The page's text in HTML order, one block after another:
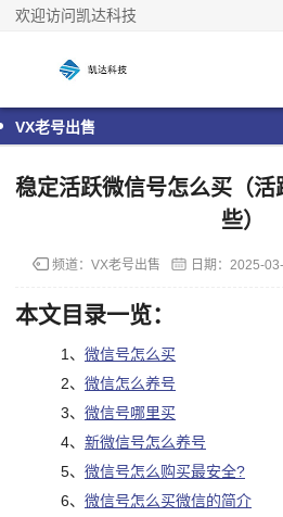
欢迎访问凯达科技
VX老号出售
稳定活跃微信号怎么买（
些）
频道： VX老号出售 日期： 2025-
本文目录一览：
1、 微信号怎么买
2、 微信怎么养号
3、 微信号哪里买
4、 新微信号怎么养号
5、 微信号怎么购买最安全?
6、 微信号怎么买微信的简介